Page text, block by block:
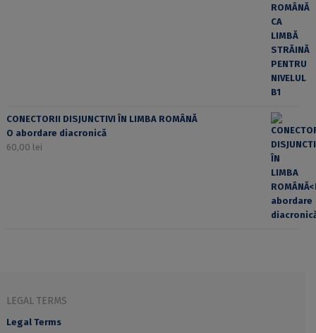
CONECTORII DISJUNCTIVI ÎN LIMBA ROMÂNĂ
O abordare diacronică
60,00 lei
LEGAL TERMS
Legal Terms